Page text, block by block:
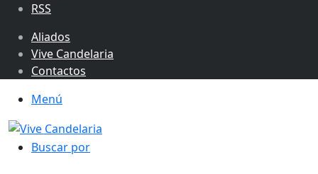
RSS
Aliados
Vive Candelaria
Contactos
Menú
Buscar por